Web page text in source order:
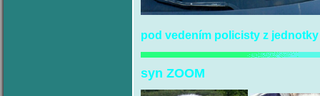
pod vedením policisty z
syn ZOOM